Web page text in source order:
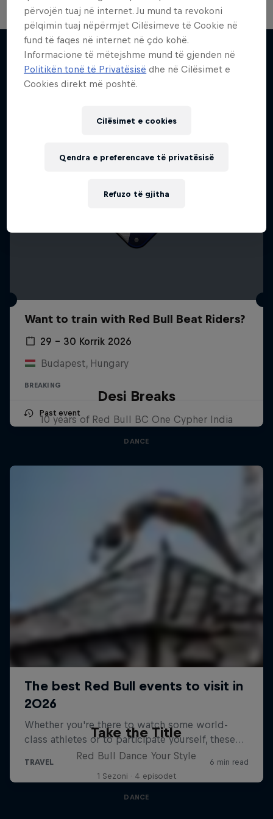
Më shumë si kjo
Want to train with Red Bull Beat Riders?
29 – 30 Korrik 2026
Budapest, Hungary
BREAKING
Past event
Desi Breaks
10 years of Red Bull BC One Cypher India
DANCE
Take the Title
Red Bull Dance Your Style
1 Sezoni · 4 episodet
DANCE
përvojën tuaj në internet. Ju mund ta revokoni
pëlqimin tuaj nëpërmjet Cilësimeve të Cookie në
fund të faqes në internet në çdo kohë.
Informacione të mëtejshme mund të gjenden në
Politikën tonë të Privatësisë dhe në Cilësimet e
Cookies direkt më poshtë.
Cilësimet e cookies
Refuzo të gjitha
Qendra e preferencave të privatësisë